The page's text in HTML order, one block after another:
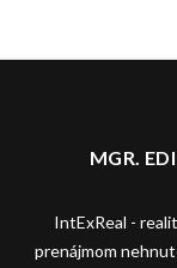
MGR.
IntExReal -
prenájmom